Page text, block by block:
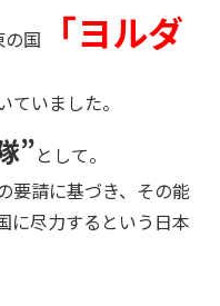
国
「ヨルダ
いました。
”として。
要請に基づき、その能
に尽力するという日本